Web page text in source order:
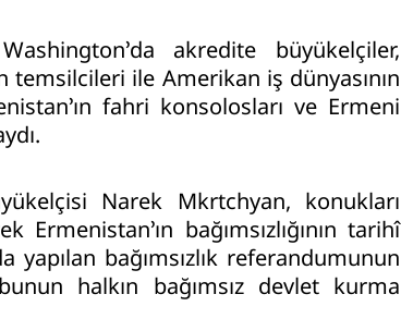
akredite büyükelçiler,
ile Amerikan iş dünyasının
fahri konsolosları ve Ermeni
Narek Mkrtchyan, konukları
bağımsızlığının tarihî
yapılan bağımsızlık referandumunun
halkın bağımsız devlet kurma